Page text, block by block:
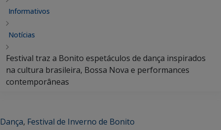
Informativos
Notícias
Festival traz a Bonito espetáculos de dança inspirados
na cultura brasileira, Bossa Nova e performances
contemporâneas
Dança, Festival de Inverno de Bonito